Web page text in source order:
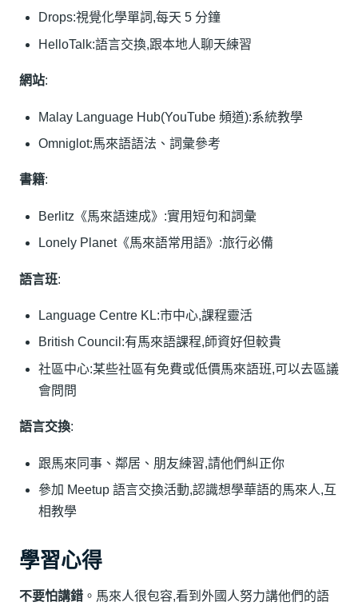
Drops:視覺化學單詞,每天 5 分鐘
HelloTalk:語言交換,跟本地人聊天練習
網站:
Malay Language Hub(YouTube 頻道):系統教學
Omniglot:馬來語語法、詞彙參考
書籍:
Berlitz《馬來語速成》:實用短句和詞彙
Lonely Planet《馬來語常用語》:旅行必備
語言班:
Language Centre KL:市中心,課程靈活
British Council:有馬來語課程,師資好但較貴
社區中心:某些社區有免費或低價馬來語班,可以去區議
會問問
語言交換:
跟馬來同事、鄰居、朋友練習,請他們糾正你
參加 Meetup 語言交換活動,認識想學華語的馬來人,互
相教學
學習心得
不要怕講錯 。馬來人很包容,看到外國人努力講他們的語